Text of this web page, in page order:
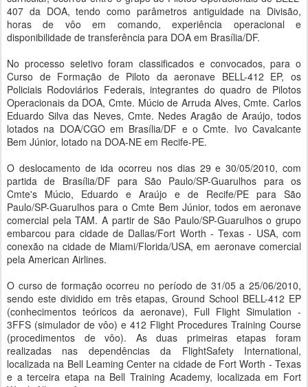
407 da DOA, tendo como parâmetros antiguidade na Divisão,
horas de vôo em comando, experiência operacional e
disponibilidade de transferência para DOA em Brasília/DF.
No processo seletivo foram classificados e convocados, para o
Curso de Formação de Piloto da aeronave BELL-412 EP, os
Policiais Rodoviários Federais, integrantes do quadro de Pilotos
Operacionais da DOA, Cmte. Múcio de Arruda Alves, Cmte. Carlos
Eduardo Silva das Neves, Cmte. Nedes Aragão de Araújo, todos
lotados na DOA/CGO em Brasília/DF e o Cmte. Ivo Cavalcante
Bem Júnior, lotado na DOA-NE em Recife-PE.
O deslocamento de ida ocorreu nos dias 29 e 30/05/2010, com
partida de Brasília/DF para São Paulo/SP-Guarulhos para os
Cmte's Múcio, Eduardo e Araújo e de Recife/PE para São
Paulo/SP-Guarulhos para o Cmte Bem Júnior, todos em aeronave
comercial pela TAM. A partir de São Paulo/SP-Guarulhos o grupo
embarcou para cidade de Dallas/Fort Worth - Texas - USA, com
conexão na cidade de Miami/Florida/USA, em aeronave comercial
pela American Airlines.
O curso de formação ocorreu no período de 31/05 a 25/06/2010,
sendo este dividido em três etapas, Ground School BELL-412 EP
(conhecimentos teóricos da aeronave), Full Flight Simulation -
3FFS (simulador de vôo) e 412 Flight Procedures Training Course
(procedimentos de vôo). As duas primeiras etapas foram
realizadas nas dependências da FlightSafety International,
localizada na Bell Leaming Center na cidade de Fort Worth - Texas
e a terceira etapa na Bell Training Academy, localizada em Fort